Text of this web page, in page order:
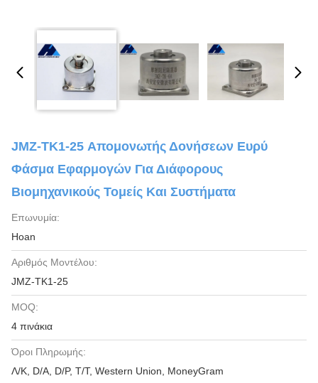
JMZ-TK1-25 Απομονωτής Δονήσεων Ευρύ
Φάσμα Εφαρμογών Για Διάφορους
Βιομηχανικούς Τομείς Και Συστήματα
Επωνυμία:
Hoan
Αριθμός Μοντέλου:
JMZ-TK1-25
MOQ:
4 πινάκια
Όροι Πληρωμής:
Λ/Κ, D/A, D/P, T/T, Western Union, MoneyGram